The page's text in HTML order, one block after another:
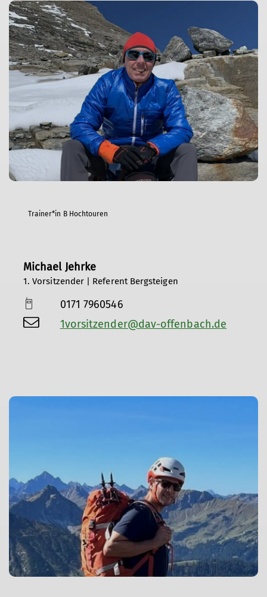
Trainer*in B Hochtouren
Michael Jehrke
1. Vorsitzender | Referent Bergsteigen
0171 7960546
1vorsitzender@dav-offenbach.de